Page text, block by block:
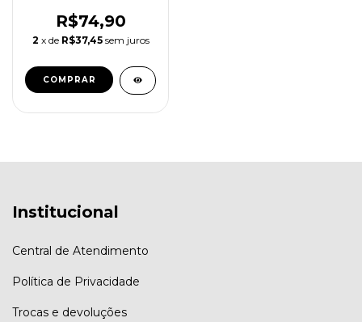
R$74,90
2 x de R$37,45 sem juros
Institucional
Central de Atendimento
Política de Privacidade
Trocas e devoluções